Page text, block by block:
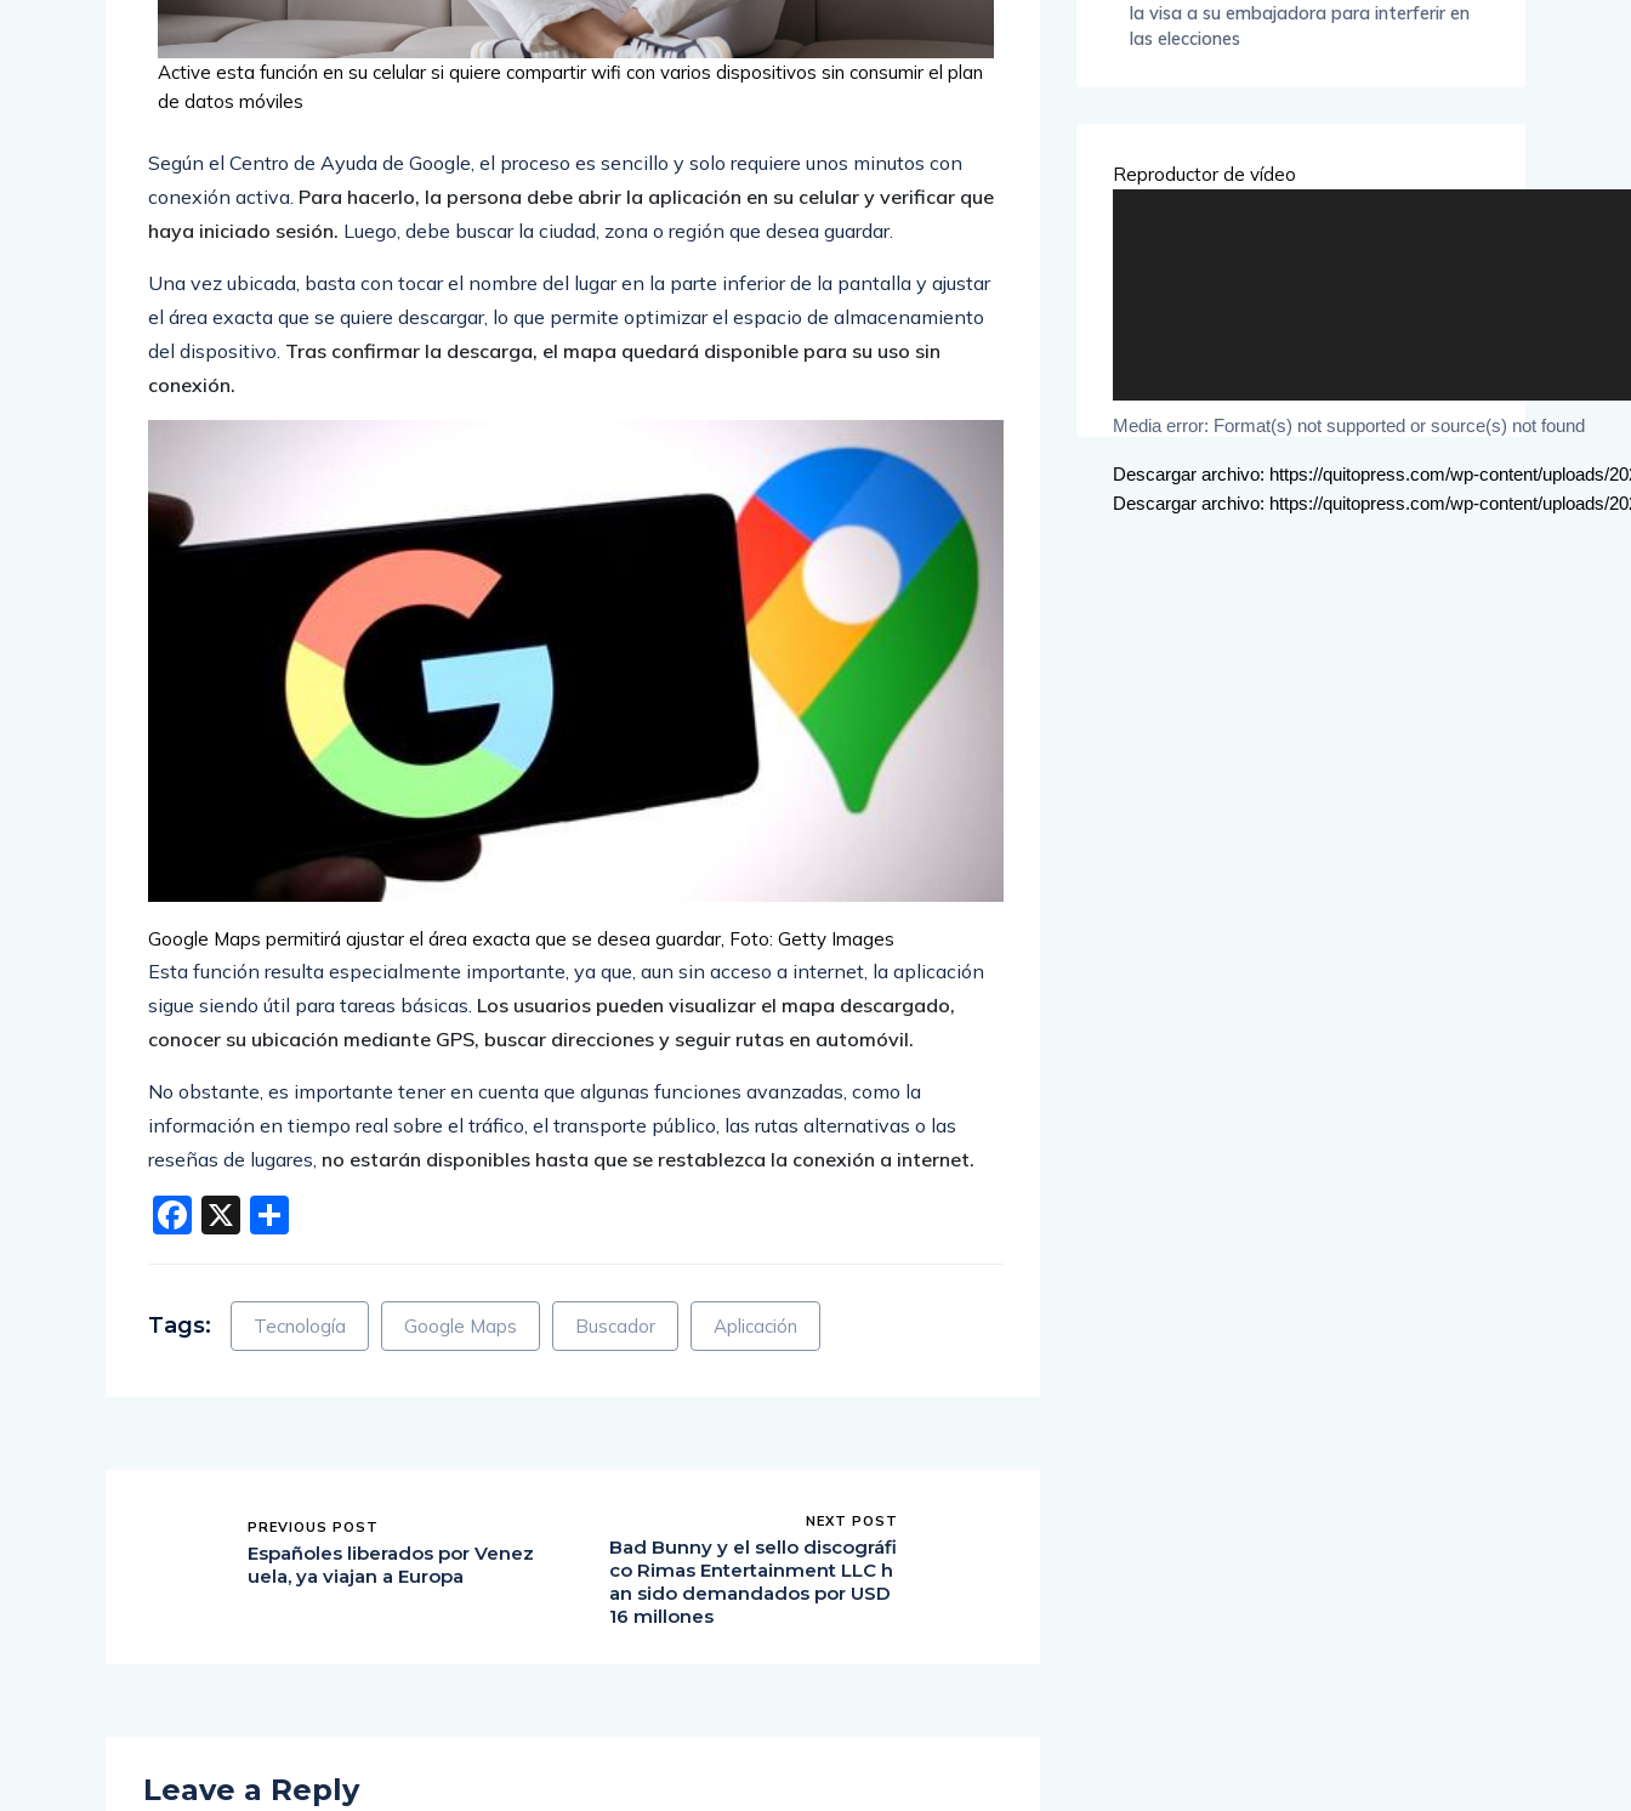
Active esta función en su celular si quiere compartir wifi con varios dispositivos sin consumir el plan
de datos móviles
Según el Centro de Ayuda de Google, el proceso es sencillo y solo requiere unos minutos con
conexión activa. Para hacerlo, la persona debe abrir la aplicación en su celular y verificar que
haya iniciado sesión. Luego, debe buscar la ciudad, zona o región que desea guardar.
Una vez ubicada, basta con tocar el nombre del lugar en la parte inferior de la pantalla y ajustar
el área exacta que se quiere descargar, lo que permite optimizar el espacio de almacenamiento
del dispositivo. Tras confirmar la descarga, el mapa quedará disponible para su uso sin
conexión.
Google Maps permitirá ajustar el área exacta que se desea guardar, Foto: Getty Images
Esta función resulta especialmente importante, ya que, aun sin acceso a internet, la aplicación
sigue siendo útil para tareas básicas. Los usuarios pueden visualizar el mapa descargado,
conocer su ubicación mediante GPS, buscar direcciones y seguir rutas en automóvil.
No obstante, es importante tener en cuenta que algunas funciones avanzadas, como la
información en tiempo real sobre el tráfico, el transporte público, las rutas alternativas o las
reseñas de lugares, no estarán disponibles hasta que se restablezca la conexión a internet.
Facebook
X
Tags: Tecnología Google Maps Buscador Aplicación
PREVIOUS POST
Españoles liberados por Venez
uela, ya viajan a Europa
NEXT POST
Bad Bunny y el sello discográfi
co Rimas Entertainment LLC h
an sido demandados por USD
16 millones
Leave a Reply
la visa a su embajadora para interferir en
las elecciones
Reproductor de vídeo
Media error: Format(s) not supported or source(s) not found
Descargar archivo: https://quitopress.com/wp-content/uploads/
Descargar archivo: https://quitopress.com/wp-content/uploads/